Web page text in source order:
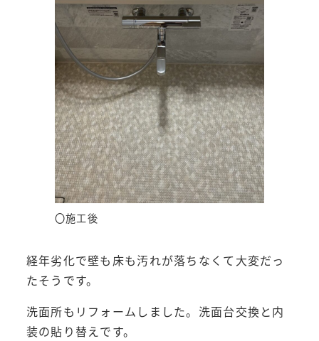
〇施工後
経年劣化で壁も床も汚れが落ちなくて大変だっ
たそうです。
洗面所もリフォームしました。洗面台交換と内
装の貼り替えです。